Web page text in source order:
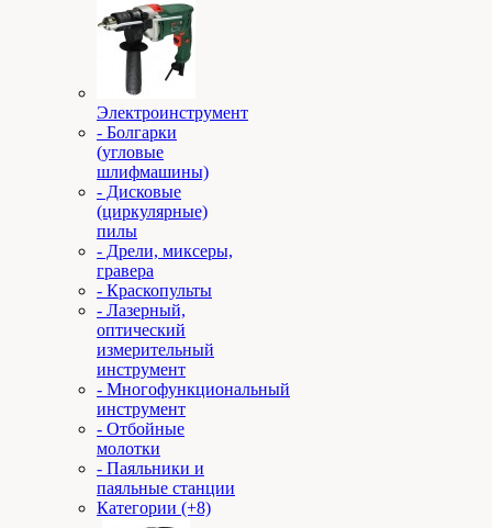
Электроинструмент
- Болгарки
(угловые
шлифмашины)
- Дисковые
(циркулярные)
пилы
- Дрели, миксеры,
гравера
- Краскопульты
- Лазерный,
оптический
измерительный
инструмент
- Многофункциональный
инструмент
- Отбойные
молотки
- Паяльники и
паяльные станции
Категории (+8)